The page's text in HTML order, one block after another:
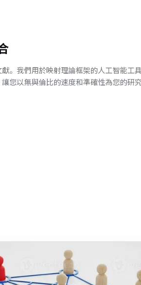
。我們用於映射理論框架的人工智能工
您以無與倫比的速度和準確性為您的研